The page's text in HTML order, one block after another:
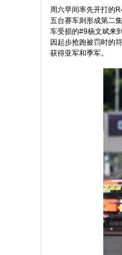
周六早间率先开打的
五台赛车则形成第二
车受损的#9杨文斌来
因起步抢跑被罚时的
获得亚军和季军。